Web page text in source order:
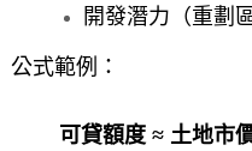
開發潛力（重劃
公式範例：
可貸額度 ≈ 土地市